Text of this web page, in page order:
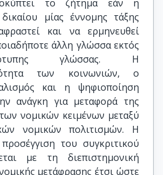
το ζήτημα εάν η
μίας έννομης τάξης
και να ερμηνευθεί
άλλη γλώσσα εκτός
γλώσσας. Η
των κοινωνιών, ο
και η ψηφιοποίηση
ανάγκη για μεταφορά της
νομικών κειμένων μεταξύ
νομικών πολιτισμών. Η
του συγκριτικού
με τη διεπιστημονική
μετάφρασης έτσι ώστε